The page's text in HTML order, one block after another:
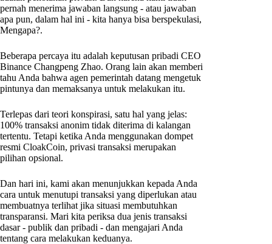
pernah menerima jawaban langsung - atau jawaban
apa pun, dalam hal ini - kita hanya bisa berspekulasi,
Mengapa?.
Beberapa percaya itu adalah keputusan pribadi CEO
Binance Changpeng Zhao. Orang lain akan memberi
tahu Anda bahwa agen pemerintah datang mengetuk
pintunya dan memaksanya untuk melakukan itu.
Terlepas dari teori konspirasi, satu hal yang jelas:
100% transaksi anonim tidak diterima di kalangan
tertentu. Tetapi ketika Anda menggunakan dompet
resmi CloakCoin, privasi transaksi merupakan
pilihan opsional.
Dan hari ini, kami akan menunjukkan kepada Anda
cara untuk menutupi transaksi yang diperlukan atau
membuatnya terlihat jika situasi membutuhkan
transparansi. Mari kita periksa dua jenis transaksi
dasar - publik dan pribadi - dan mengajari Anda
tentang cara melakukan keduanya.